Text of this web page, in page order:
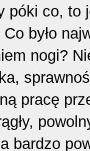
póki co, to
Co było
nogi?
pracę
bardzo